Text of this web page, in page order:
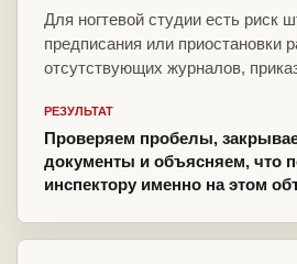
Для ногтевой студии есть риск
предписания или приостановки
отсутствующих журналов,
РЕЗУЛЬТАТ
Проверяем пробелы,
документы и объясняем, что
инспектору именно на этом